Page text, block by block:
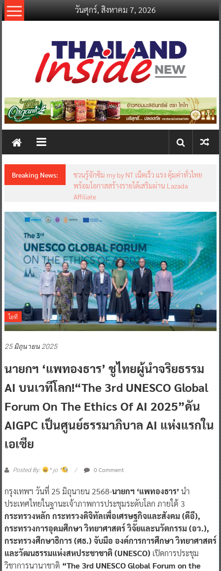
Skip
to
วันศุกร์, สิงหาคม 7, 2026
thailandinsidenew.com
Thailand
New
Breaking News:
ชวนรู้จักซิม my by NT เน็ตเร็ว แรง คุ้มค่าทั่วไทย
พร้อมโอกาสสร้างรายได้เสริมผ่าน Lazada
Affiliate
ไอที
25 มิถุนายน 2025
นายกฯ ‘แพทองธาร’ ชูไทยผู้นำจริยธรรม
AI บนเวทีโลก!“The 3rd UNESCO Global
Forum On The Ethics Of AI 2025”ดัน
AIGPC เป็นศูนย์ธรรมาภิบาล AI แห่งแรกใน
เอเซีย
Posted By: ^ jo ^ 0 Comment
กรุงเทพฯ วันที่ 25 มิถุนายน 2568-นายกฯ ‘แพทองธาร’ นำ
ประเทศไทยในฐานะเจ้าภาพการประชุมระดับโลก ภายใต้ 3
กระทรวงหลัก กระทรวงดิจิทัลเพื่อเศรษฐกิจและสังคม (ดีอี),
กระทรวงการอุดมศึกษา วิทยาศาสตร์ วิจัยและนวัตกรรม (อว.),
กระทรวงศึกษาธิการ (ศธ.) จับมือ องค์การการศึกษา วิทยาศาสตร์
และวัฒนธรรมแห่งสหประชาชาติ (UNESCO) เปิดการประชุม
วิชาการนานาชาติ “The 3rd UNESCO Global Forum on the